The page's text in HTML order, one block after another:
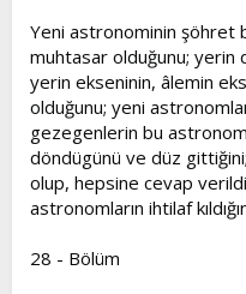
Yeni astronominin şöhret
muhtasar olduğunu; yerin
yerin ekseninin, âlemin
olduğunu; yeni
gezegenlerin bu
döndügünü ve düz
olup, hepsine cevap
astronomların ihtilaf
28 - Bölüm